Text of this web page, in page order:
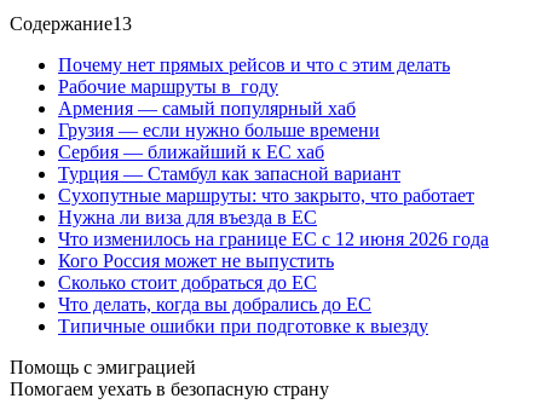
Содержание13
Почему нет прямых рейсов и что с этим делать
Рабочие маршруты в году
Армения — самый популярный хаб
Грузия — если нужно больше времени
Сербия — ближайший к ЕС хаб
Турция — Стамбул как запасной вариант
Сухопутные маршруты: что закрыто, что работает
Нужна ли виза для въезда в ЕС
Что изменилось на границе ЕС с 12 июня 2026 года
Кого Россия может не выпустить
Сколько стоит добраться до ЕС
Что делать, когда вы добрались до ЕС
Типичные ошибки при подготовке к выезду
Помощь с эмиграцией
Помогаем уехать в безопасную страну